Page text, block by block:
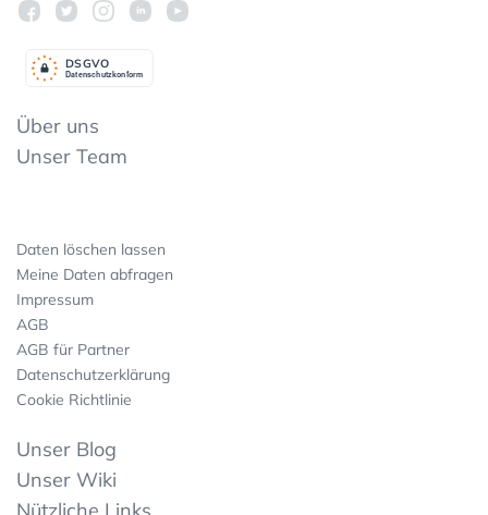
Datenschutzkonform
DSGVO
Über uns
Unser Team
Daten löschen lassen
Meine Daten abfragen
Impressum
AGB
AGB für Partner
Datenschutzerklärung
Cookie Richtlinie
Unser Blog
Unser Wiki